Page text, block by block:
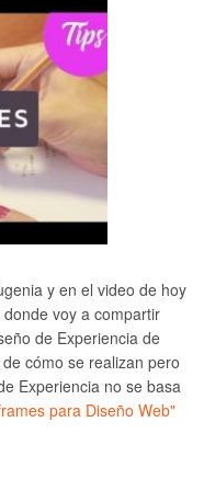
y en el video de hoy
voy a compartir
de Experiencia de
cómo se realizan pero
Experiencia no se basa
para Diseño Web"